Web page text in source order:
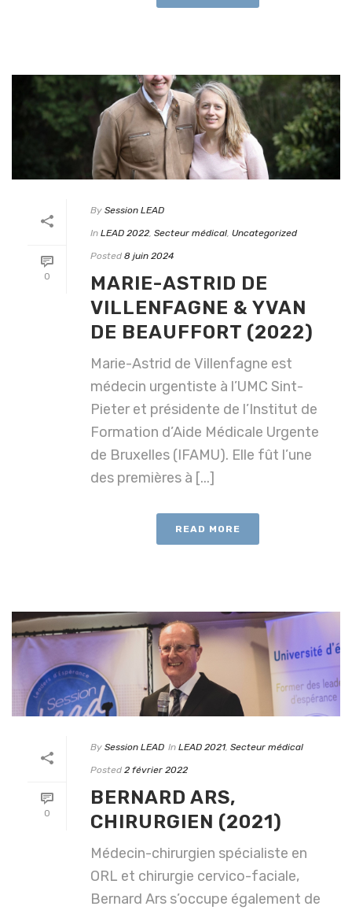
0
By Session LEAD
In LEAD 2022, Secteur médical, Uncategorized
Posted 8 juin 2024
MARIE-ASTRID DE
VILLENFAGNE & YVAN
DE BEAUFFORT (2022)
Marie-Astrid de Villenfagne est
médecin urgentiste à l’UMC Sint-
Pieter et présidente de l’Institut de
Formation d’Aide Médicale Urgente
de Bruxelles (IFAMU). Elle fût l’une
des premières à [...]
READ MORE
0
By Session LEAD In LEAD 2021, Secteur médical
Posted 2 février 2022
BERNARD ARS,
CHIRURGIEN (2021)
Médecin-chirurgien spécialiste en
ORL et chirurgie cervico-faciale,
Bernard Ars s’occupe également de